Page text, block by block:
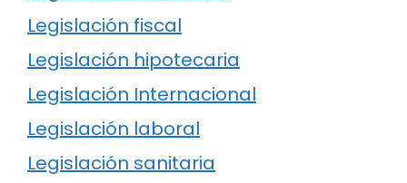
Legislación fiscal
Legislación hipotecaria
Legislación Internacional
Legislación laboral
Legislación sanitaria